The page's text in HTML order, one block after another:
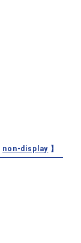
non-display 】